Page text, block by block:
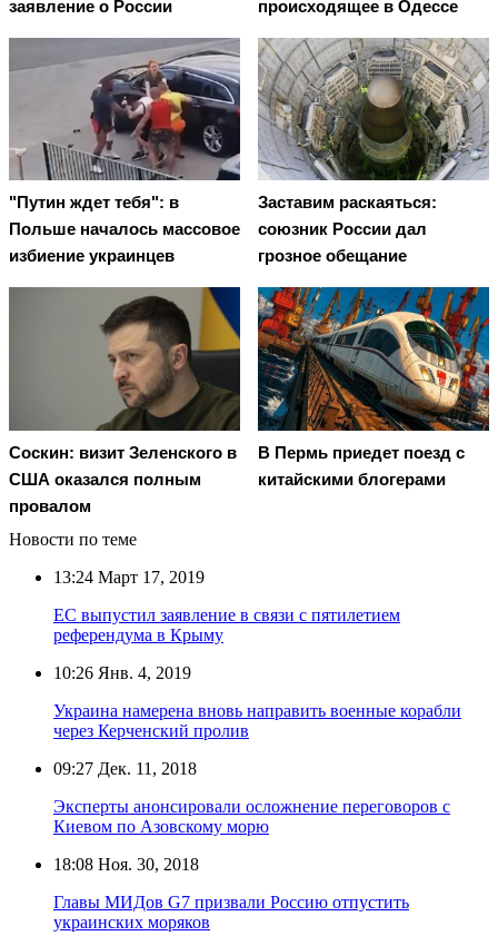
заявление о России
происходящее в Одессе
"Путин ждет тебя": в
Польше началось массовое
избиение украинцев
Заставим раскаяться:
союзник России дал
грозное обещание
Соскин: визит Зеленского в
США оказался полным
провалом
В Пермь приедет поезд с
китайскими блогерами
Новости по теме
13:24 Март 17, 2019
ЕС выпустил заявление в связи с пятилетием
референдума в Крыму
10:26 Янв. 4, 2019
Украина намерена вновь направить военные корабли
через Керченский пролив
09:27 Дек. 11, 2018
Эксперты анонсировали осложнение переговоров с
Киевом по Азовскому морю
18:08 Ноя. 30, 2018
Главы МИДов G7 призвали Россию отпустить
украинских моряков